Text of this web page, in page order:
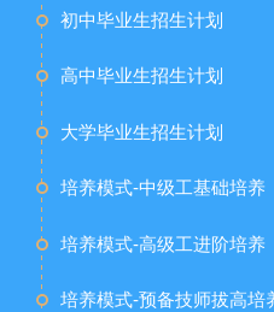
初中毕业生招生计划
高中毕业生招生计划
大学毕业生招生计划
培养模式-中级工基础培养
培养模式-高级工进阶培养
培养模式-预备技师拔高培